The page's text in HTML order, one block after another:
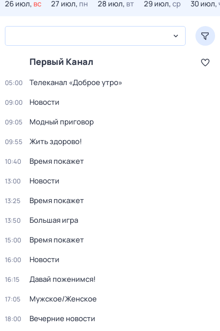
26 июл, вс 27 июл, пн 28 июл, вт 29 июл,ср 30 июл,
Первый Канал
05:00 Телеканал «Доброе утро»
09:00 Новости
09:05 Модный приговор
09:55 Жить здорово!
10:40 Время покажет
13:00 Новости
13:25 Время покажет
13:50 Большая игра
15:00 Время покажет
16:00 Новости
16:15 Давай поженимся!
17:05 Мужское/Женское
18:00 Вечерние новости